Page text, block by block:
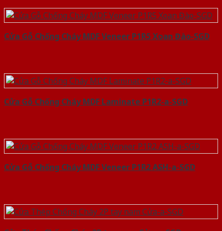
Cửa Gỗ Chống Cháy MDF Veneer P1R5 Xoan Đào-SGD
Cửa Gỗ Chống Cháy MDF Laminate P1R2-a-SGD
Cửa Gỗ Chống Cháy MDF Veneer P1R2 ASH-a-SGD